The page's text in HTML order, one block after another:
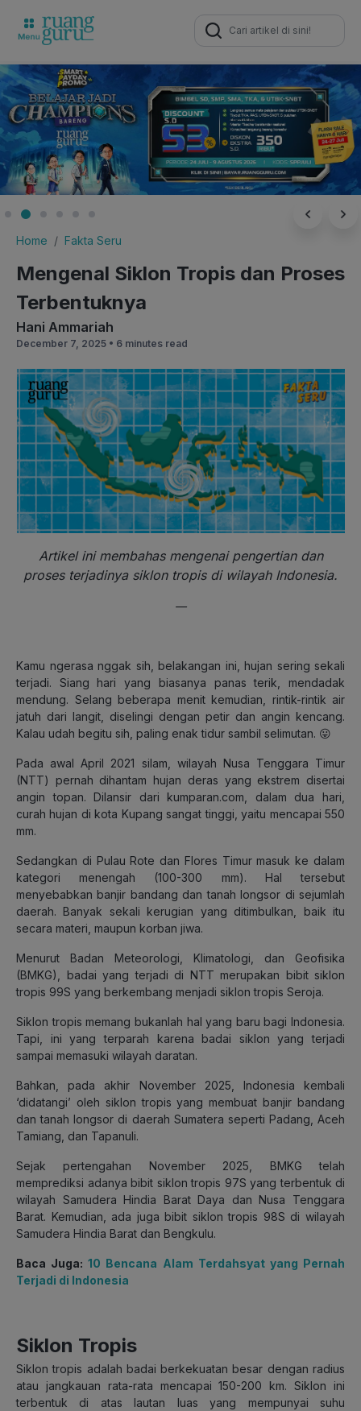
Search
for:
Home Fakta Seru
Mengenal Siklon Tropis dan Proses
Terbentuknya
Hani Ammariah
December 7, 2025 • 6 minutes read
Artikel ini membahas mengenai pengertian dan
proses terjadinya siklon tropis di wilayah Indonesia.
—
Kamu ngerasa nggak sih, belakangan ini, hujan sering sekali
terjadi. Siang hari yang biasanya panas terik, mendadak
mendung. Selang beberapa menit kemudian, rintik-rintik air
jatuh dari langit, diselingi dengan petir dan angin kencang.
Kalau udah begitu sih, paling enak tidur sambil selimutan. 😛
Pada awal April 2021 silam, wilayah Nusa Tenggara Timur
(NTT) pernah dihantam hujan deras yang ekstrem disertai
angin topan. Dilansir dari kumparan.com, dalam dua hari,
curah hujan di kota Kupang sangat tinggi, yaitu mencapai 550
mm.
Sedangkan di Pulau Rote dan Flores Timur masuk ke dalam
kategori menengah (100-300 mm). Hal tersebut
menyebabkan banjir bandang dan tanah longsor di sejumlah
daerah. Banyak sekali kerugian yang ditimbulkan, baik itu
secara materi, maupun korban jiwa.
Menurut Badan Meteorologi, Klimatologi, dan Geofisika
(BMKG), badai yang terjadi di NTT merupakan bibit siklon
tropis 99S yang berkembang menjadi siklon tropis Seroja.
Siklon tropis memang bukanlah hal yang baru bagi Indonesia.
Tapi, ini yang terparah karena badai siklon yang terjadi
sampai memasuki wilayah daratan.
Bahkan, pada akhir November 2025, Indonesia kembali
‘didatangi’ oleh siklon tropis yang membuat banjir bandang
dan tanah longsor di daerah Sumatera seperti Padang, Aceh
Tamiang, dan Tapanuli.
Sejak pertengahan November 2025, BMKG telah
memprediksi adanya bibit siklon tropis 97S yang terbentuk di
wilayah Samudera Hindia Barat Daya dan Nusa Tenggara
Barat. Kemudian, ada juga bibit siklon tropis 98S di wilayah
Samudera Hindia Barat dan Bengkulu.
Baca Juga:10 Bencana Alam Terdahsyat yang Pernah
Terjadi di Indonesia
Siklon Tropis
Siklon tropis adalah badai berkekuatan besar dengan radius
atau jangkauan rata-rata mencapai 150-200 km. Siklon ini
terbentuk di atas lautan luas yang mempunyai suhu